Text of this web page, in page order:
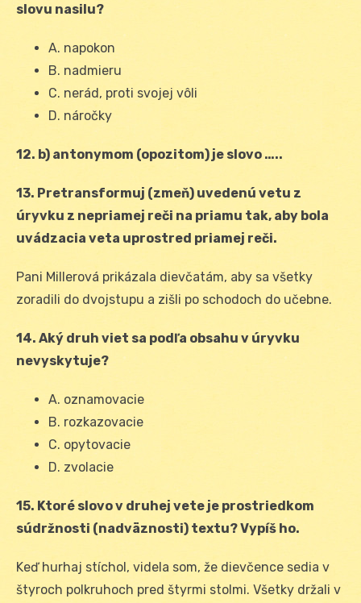
slovu nasilu?
A. napokon
B. nadmieru
C. nerád, proti svojej vôli
D. náročky
12. b) antonymom (opozitom) je slovo …..
13. Pretransformuj (zmeň) uvedenú vetu z
úryvku z nepriamej reči na priamu tak, aby bola
uvádzacia veta uprostred priamej reči.
Pani Millerová prikázala dievčatám, aby sa všetky
zoradili do dvojstupu a zišli po schodoch do učebne.
14. Aký druh viet sa podľa obsahu v úryvku
nevyskytuje?
A. oznamovacie
B. rozkazovacie
C. opytovacie
D. zvolacie
15. Ktoré slovo v druhej vete je prostriedkom
súdržnosti (nadväznosti) textu? Vypíš ho.
Keď hurhaj stíchol, videla som, že dievčence sedia v
štyroch polkruhoch pred štyrmi stolmi. Všetky držali v